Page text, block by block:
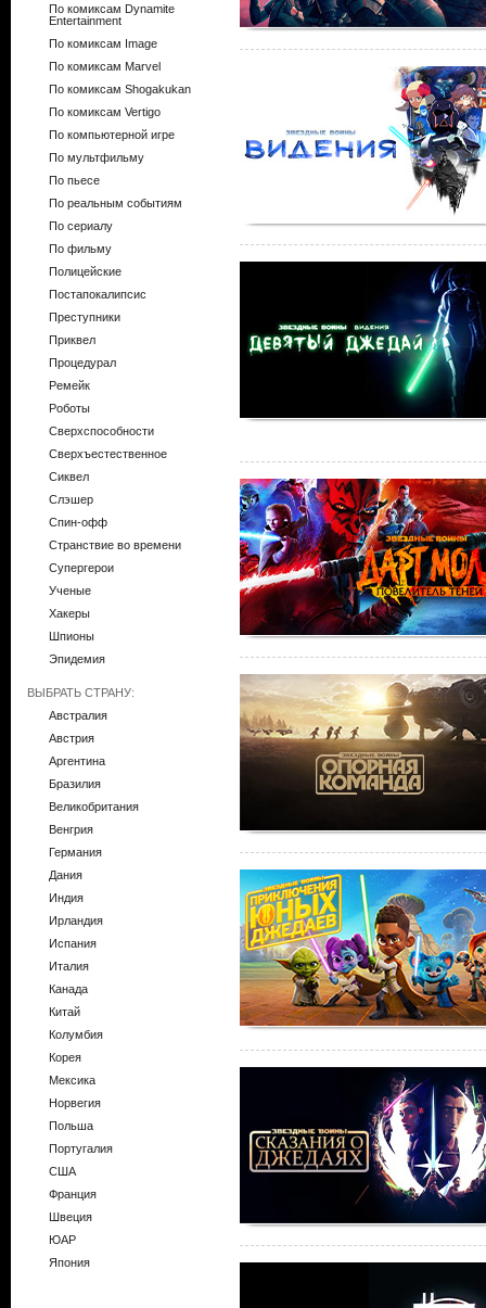
По комиксам Dynamite
Entertainment
По комиксам Image
По комиксам Marvel
По комиксам Shogakukan
По комиксам Vertigo
По компьютерной игре
По мультфильму
По пьесе
По реальным событиям
По сериалу
По фильму
Полицейские
Постапокалипсис
Преступники
Приквел
Процедурал
Ремейк
Роботы
Сверхспособности
Сверхъестественное
Сиквел
Слэшер
Спин-офф
Странствие во времени
Супергерои
Ученые
Хакеры
Шпионы
Эпидемия
ВЫБРАТЬ СТРАНУ:
Австралия
Австрия
Аргентина
Бразилия
Великобритания
Венгрия
Германия
Дания
Индия
Ирландия
Испания
Италия
Канада
Китай
Колумбия
Корея
Мексика
Норвегия
Польша
Португалия
США
Франция
Швеция
ЮАР
Япония